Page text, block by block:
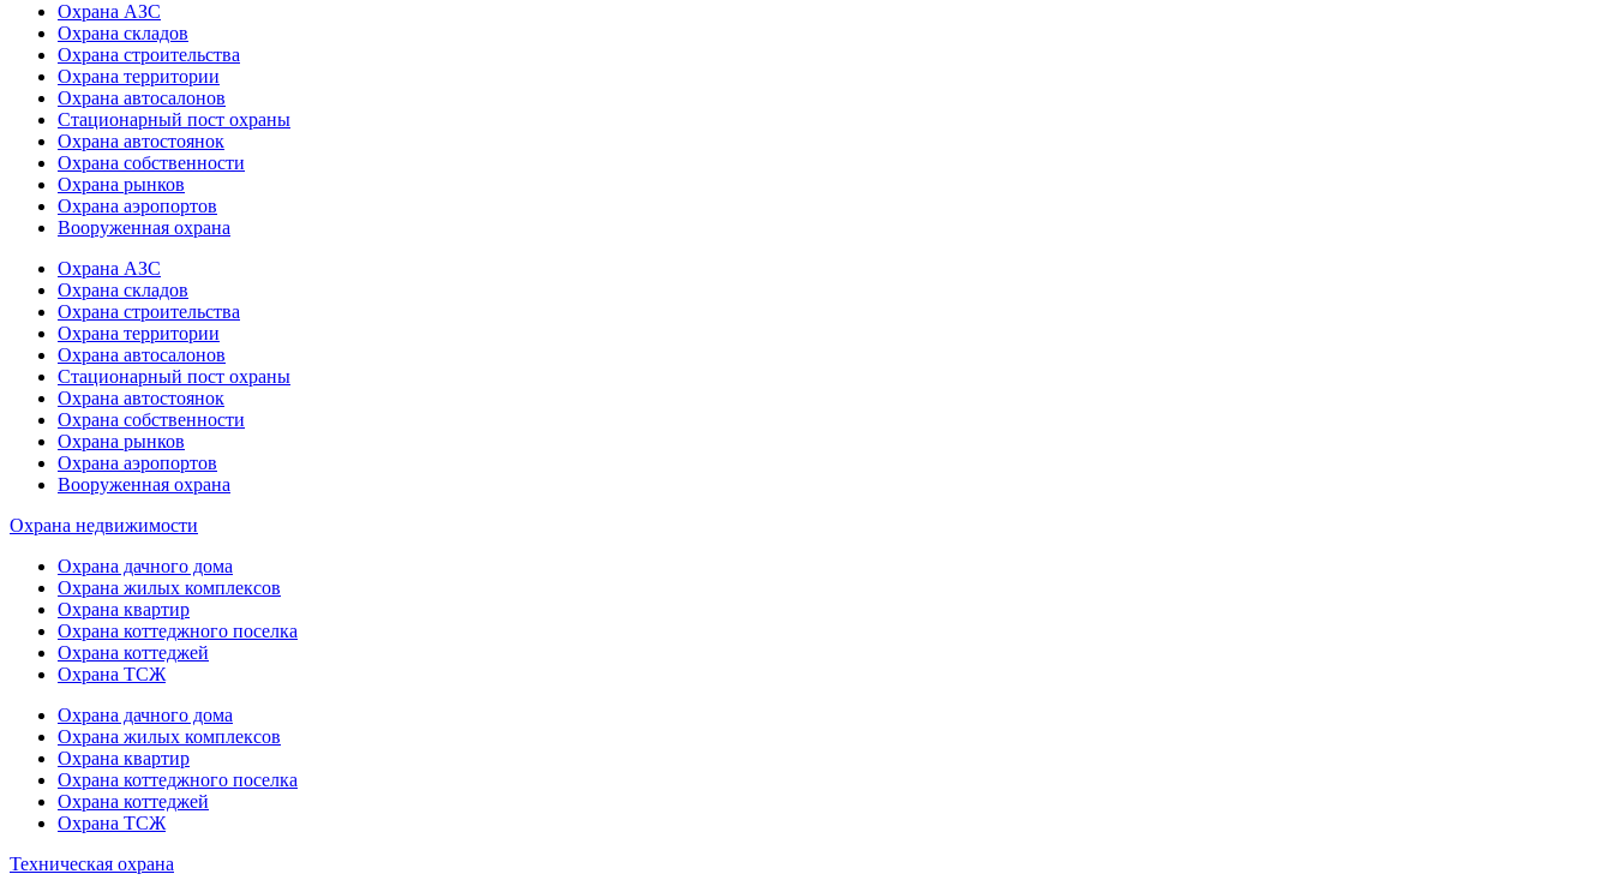
Охрана АЗС
Охрана складов
Охрана строительства
Охрана территории
Охрана автосалонов
Стационарный пост охраны
Охрана автостоянок
Охрана собственности
Охрана рынков
Охрана аэропортов
Вооруженная охрана
Охрана АЗС
Охрана складов
Охрана строительства
Охрана территории
Охрана автосалонов
Стационарный пост охраны
Охрана автостоянок
Охрана собственности
Охрана рынков
Охрана аэропортов
Вооруженная охрана
Охрана недвижимости
Охрана дачного дома
Охрана жилых комплексов
Охрана квартир
Охрана коттеджного поселка
Охрана коттеджей
Охрана ТСЖ
Охрана дачного дома
Охрана жилых комплексов
Охрана квартир
Охрана коттеджного поселка
Охрана коттеджей
Охрана ТСЖ
Техническая охрана